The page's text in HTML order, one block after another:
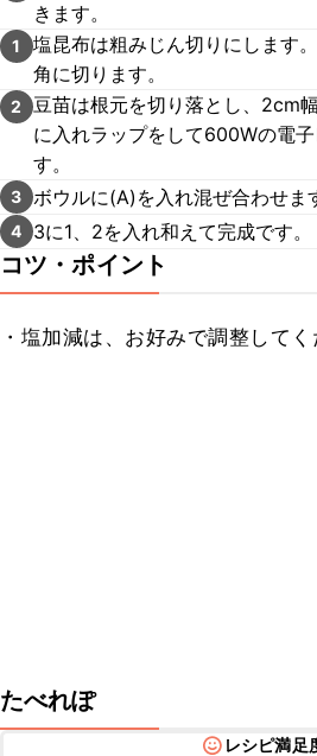
きます。
1
塩昆布は粗みじん切りにします
角に切ります。
2
豆苗は根元を切り落とし、2cm
に入れラップをして600Wの電
す。
3 ボウルに(A)を入れ混ぜ合わせま
4 3に1、2を入れ和えて完成です。
コツ・ポイント
・塩加減は、お好みで調整してく
たべれぽ
レシピ満足